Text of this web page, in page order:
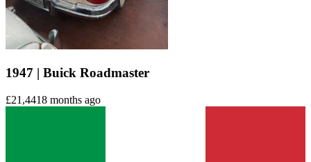
1947 | Buick Roadmaster
£21,4418 months ago